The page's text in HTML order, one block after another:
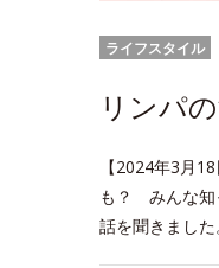
ライフスタイル
リンパ
【2024年3月
も？ みんな知
話を聞きまし